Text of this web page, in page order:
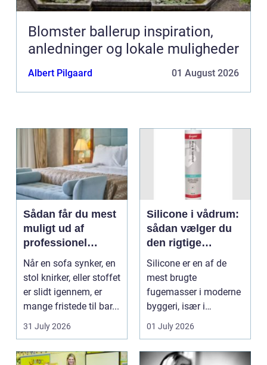
Blomster ballerup inspiration,
anledninger og lokale muligheder
Albert Pilgaard 01 August 2026
Sådan får du mest
muligt ud af
professionel
møbelpolstring
Når en sofa synker, en
stol knirker, eller stoffet
er slidt igennem, er
mange fristede til bar...
31 July 2026
Silicone i vådrum:
sådan vælger du
den rigtige
fugemasse
Silicone er en af de
mest brugte
fugemasser i moderne
byggeri, især i
badeværelser,
køkkener og andr...
01 July 2026